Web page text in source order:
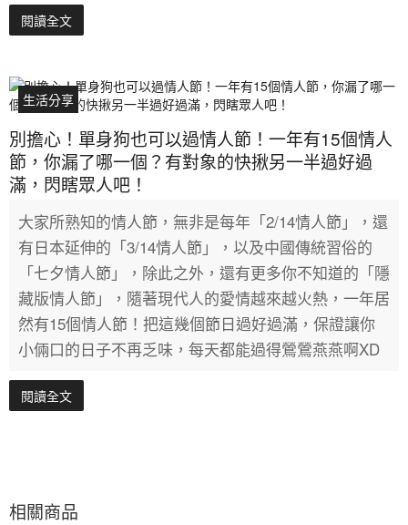
閱讀全文
生活分享
別擔心！單身狗也可以過情人節！一年有15個情人
節，你漏了哪一個？有對象的快揪另一半過好過
滿，閃瞎眾人吧！
大家所熟知的情人節，無非是每年「2/14情人節」，還
有日本延伸的「3/14情人節」，以及中國傳統習俗的
「七夕情人節」，除此之外，還有更多你不知道的「隱
藏版情人節」，隨著現代人的愛情越來越火熱，一年居
然有15個情人節！把這幾個節日過好過滿，保證讓你
小倆口的日子不再乏味，每天都能過得鶯鶯燕燕啊XD
閱讀全文
相關商品